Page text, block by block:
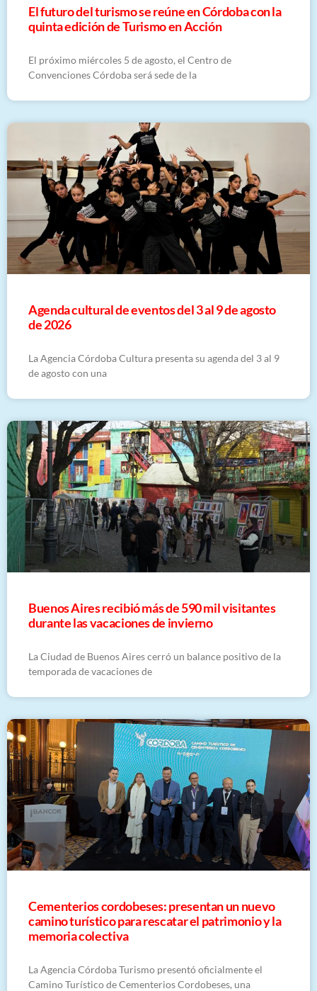
El futuro del turismo se reúne en Córdoba con la
quinta edición de Turismo en Acción
El próximo miércoles 5 de agosto, el Centro de
Convenciones Córdoba será sede de la
​Agenda cultural de eventos del 3 al 9 de agosto
de 2026
La Agencia Córdoba Cultura presenta su agenda del 3 al 9
de agosto con una
Buenos Aires recibió más de 590 mil visitantes
durante las vacaciones de invierno
La Ciudad de Buenos Aires cerró un balance positivo de la
temporada de vacaciones de
Cementerios cordobeses: presentan un nuevo
camino turístico para rescatar el patrimonio y la
memoria colectiva
La Agencia Córdoba Turismo presentó oficialmente el
Camino Turístico de Cementerios Cordobeses, una